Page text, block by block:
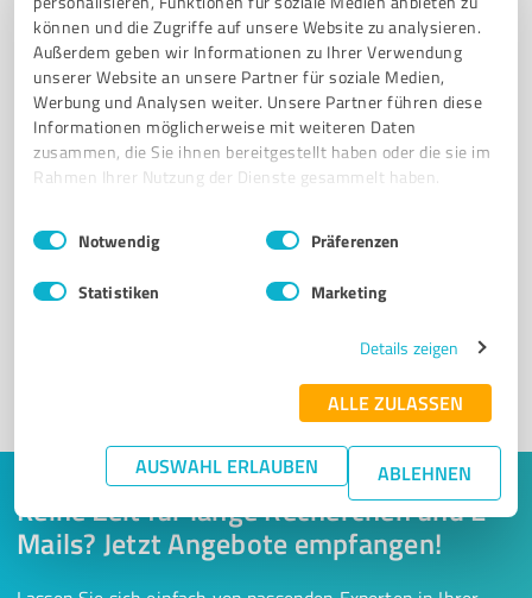
können und die Zugriffe auf unsere Website zu analysieren.
Außerdem geben wir Informationen zu Ihrer Verwendung
unserer Website an unsere Partner für soziale Medien,
Werbung und Analysen weiter. Unsere Partner führen diese
Informationen möglicherweise mit weiteren Daten
zusammen, die Sie ihnen bereitgestellt haben oder die sie im
Rahmen Ihrer Nutzung der Dienste gesammelt haben.
Impressum Datenschutzbestimmungen
Einwilligungsauswahl
Notwendig Präferenzen
Statistiken Marketing
Details zeigen
ALLE ZULASSEN
AUSWAHL ERLAUBEN ABLEHNEN
Sie möchten auch hier gelistet werden?
Registrieren Sie sich jetzt und werden Sie ein von
Kunden empfohlener ProvenExpert!
1
Keine Zeit für lange Recherchen und E-
Mails? Jetzt Angebote empfangen!